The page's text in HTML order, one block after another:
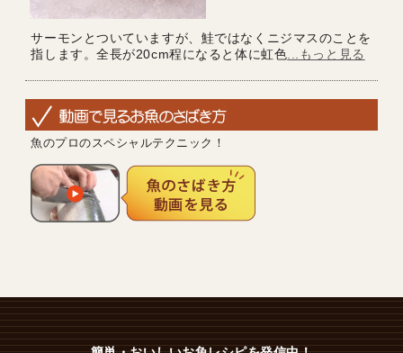
サーモンとついていますが、鮭ではなくニジマスのことを
指します。全長が20cm程になると体に虹色...もっと見る
魚のプロのスペシャルテクニック！